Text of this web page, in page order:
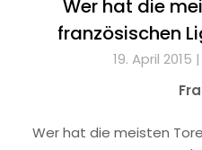
Wer hat die
französischen
19. April 2015 |
Wer hat die meisten